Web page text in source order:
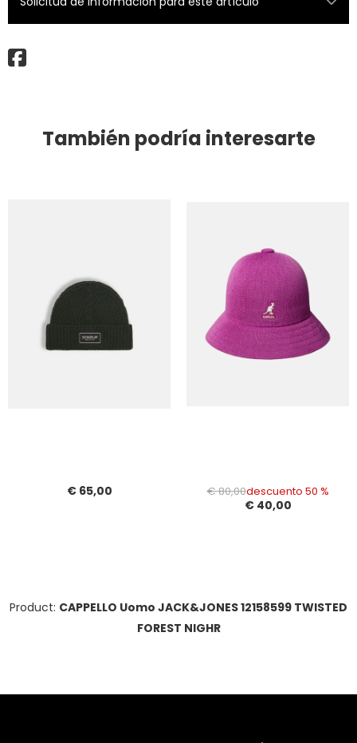
También podría interesarte
€ 65,00 € 80,00descuento 50 %
€ 40,00
Product: CAPPELLO Uomo JACK&JONES 12158599 TWISTED
FOREST NIGHR